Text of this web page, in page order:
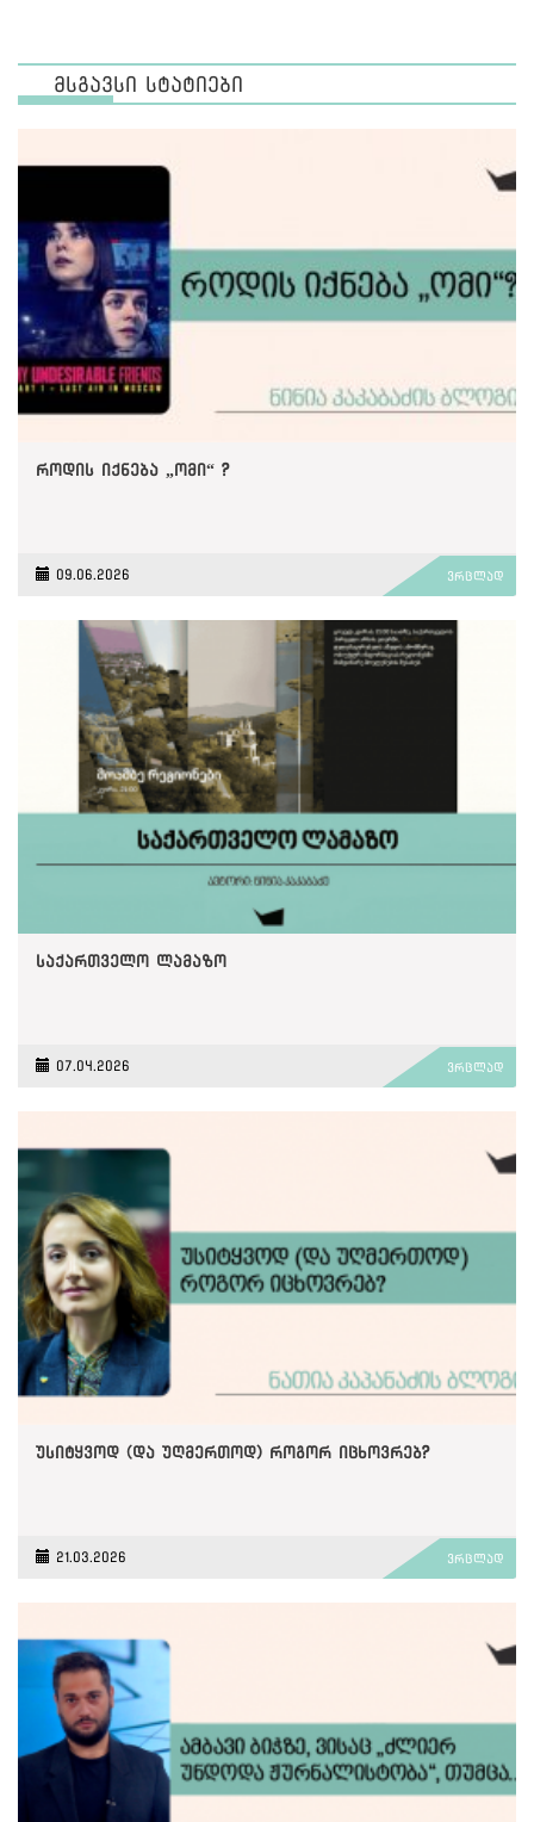
მსგავსი სტატიები
როდის იქნება „ომი“ ?
09.06.2026 ვრცლად
საქართველო ლამაზო
07.04.2026 ვრცლად
უსიტყვოდ (და უღმერთოდ) როგორ იცხოვრებ?
21.03.2026 ვრცლად